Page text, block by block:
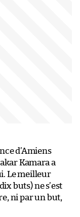
d’Amiens
Kamara a
Le meilleur
buts) ne s’est
ni par un but,